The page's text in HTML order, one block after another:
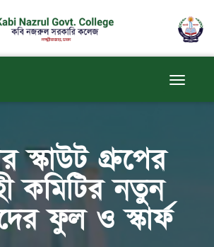
স্কাউট গ্রুপের
কমিটির নতুন
ফুল ও স্কার্ফ